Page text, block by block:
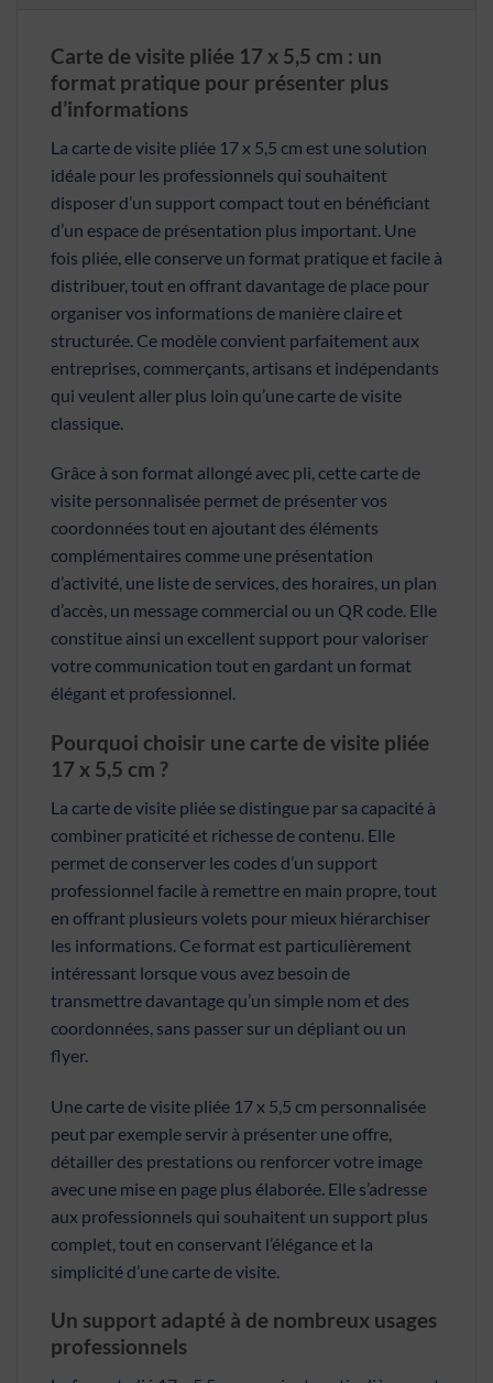
Carte de visite pliée 17 x 5,5 cm : un
format pratique pour présenter plus
d’informations
La carte de visite pliée 17 x 5,5 cm est une solution
idéale pour les professionnels qui souhaitent
disposer d’un support compact tout en bénéficiant
d’un espace de présentation plus important. Une
fois pliée, elle conserve un format pratique et facile à
distribuer, tout en offrant davantage de place pour
organiser vos informations de manière claire et
structurée. Ce modèle convient parfaitement aux
entreprises, commerçants, artisans et indépendants
qui veulent aller plus loin qu’une carte de visite
classique.
Grâce à son format allongé avec pli, cette carte de
visite personnalisée permet de présenter vos
coordonnées tout en ajoutant des éléments
complémentaires comme une présentation
d’activité, une liste de services, des horaires, un plan
d’accès, un message commercial ou un QR code. Elle
constitue ainsi un excellent support pour valoriser
votre communication tout en gardant un format
élégant et professionnel.
Pourquoi choisir une carte de visite pliée
17 x 5,5 cm ?
La carte de visite pliée se distingue par sa capacité à
combiner praticité et richesse de contenu. Elle
permet de conserver les codes d’un support
professionnel facile à remettre en main propre, tout
en offrant plusieurs volets pour mieux hiérarchiser
les informations. Ce format est particulièrement
intéressant lorsque vous avez besoin de
transmettre davantage qu’un simple nom et des
coordonnées, sans passer sur un dépliant ou un
flyer.
Une carte de visite pliée 17 x 5,5 cm personnalisée
peut par exemple servir à présenter une offre,
détailler des prestations ou renforcer votre image
avec une mise en page plus élaborée. Elle s’adresse
aux professionnels qui souhaitent un support plus
complet, tout en conservant l’élégance et la
simplicité d’une carte de visite.
Un support adapté à de nombreux usages
professionnels